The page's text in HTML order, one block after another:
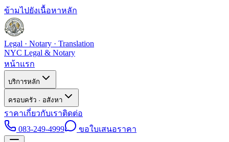
ข้ามไปยังเนื้อหาหลัก
Legal · Notary · Translation
NYC Legal & Notary
หน้าแรก
บริการหลัก
ครอบครัว · อสังหา
ราคาเกี่ยวกับเราติดต่อ
083-249-4999
ขอใบเสนอราคา